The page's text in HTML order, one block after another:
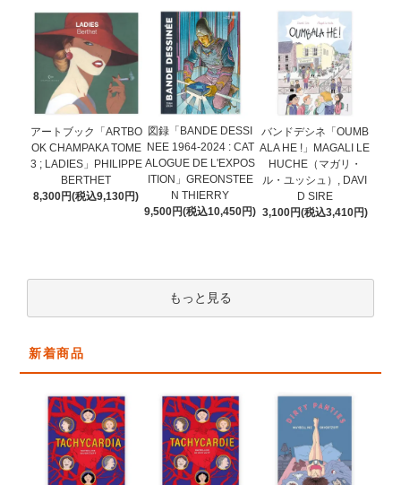
アートブック「ARTBO
OK CHAMPAKA TOME
3 ; LADIES」PHILIPPE
BERTHET
8,300円(税込9,130円)
図録「BANDE DESSI
NEE 1964-2024 : CAT
ALOGUE DE L'EXPOS
ITION」GREONSTEE
N THIERRY
9,500円(税込10,450円)
バンドデシネ「OUMB
ALA HE !」MAGALI LE
HUCHE（マガリ・
ル・ユッシュ）, DAVI
D SIRE
3,100円(税込3,410円)
もっと見る
新着商品